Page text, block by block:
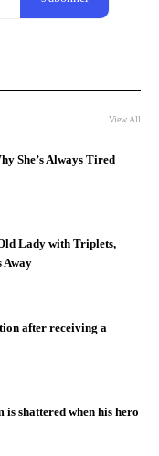
View All
She’s Always Tired
Lady with Triplets,
Away
after receiving a
is shattered when his hero